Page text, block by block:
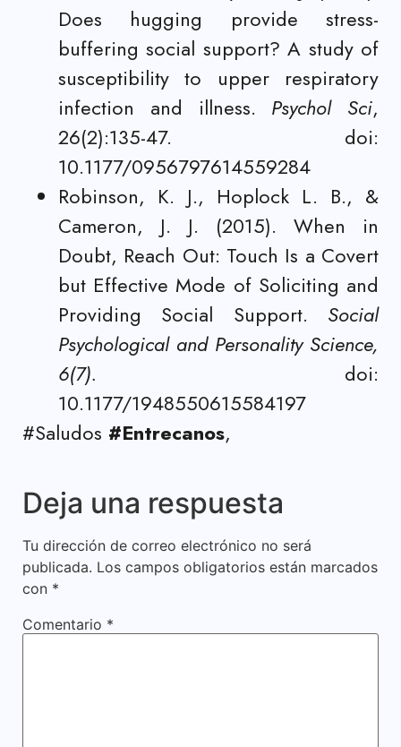
Does hugging provide stress-
buffering social support? A study of
susceptibility to upper respiratory
infection and illness. Psychol Sci,
26(2):135-47. doi:
10.1177/0956797614559284
Robinson, K. J., Hoplock L. B., &
Cameron, J. J. (2015). When in
Doubt, Reach Out: Touch Is a Covert
but Effective Mode of Soliciting and
Providing Social Support. Social
Psychological and Personality Science,
6(7). doi:
10.1177/1948550615584197
#Saludos #Entrecanos,
Deja una respuesta
Tu dirección de correo electrónico no será
publicada. Los campos obligatorios están marcados
con *
Comentario *